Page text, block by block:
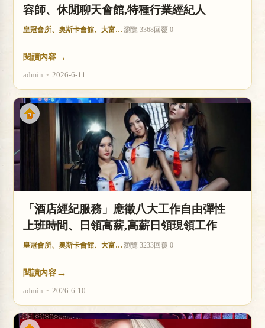
容師、休閒聊天會館,特種行業經紀人
皇冠會所、奧斯卡會館、大富豪酒店 瀏覽 3368回覆 0
閱讀內容 →
admin • 2026-6-11
「酒店經紀服務」應徵八大工作自由彈性
上班時間、日領高薪,高薪日領現領工作
皇冠會所、奧斯卡會館、大富豪酒店 瀏覽 3233回覆 0
閱讀內容 →
admin • 2026-6-10